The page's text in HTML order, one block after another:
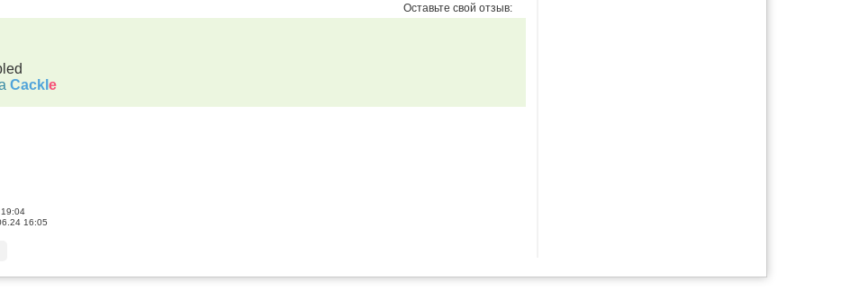
Оставьте свой отзыв:
Cackl e
16:05